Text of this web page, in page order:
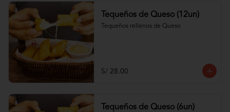
Tequeños de Queso (12un)
Tequeños rellenos de Queso
S/ 28.00
Tequeños de Queso (6un)